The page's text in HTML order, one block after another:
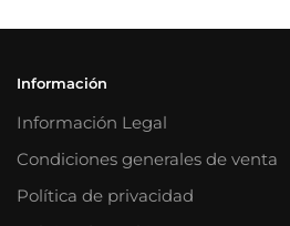
Información
Información Legal
Condiciones generales de venta
Política de privacidad